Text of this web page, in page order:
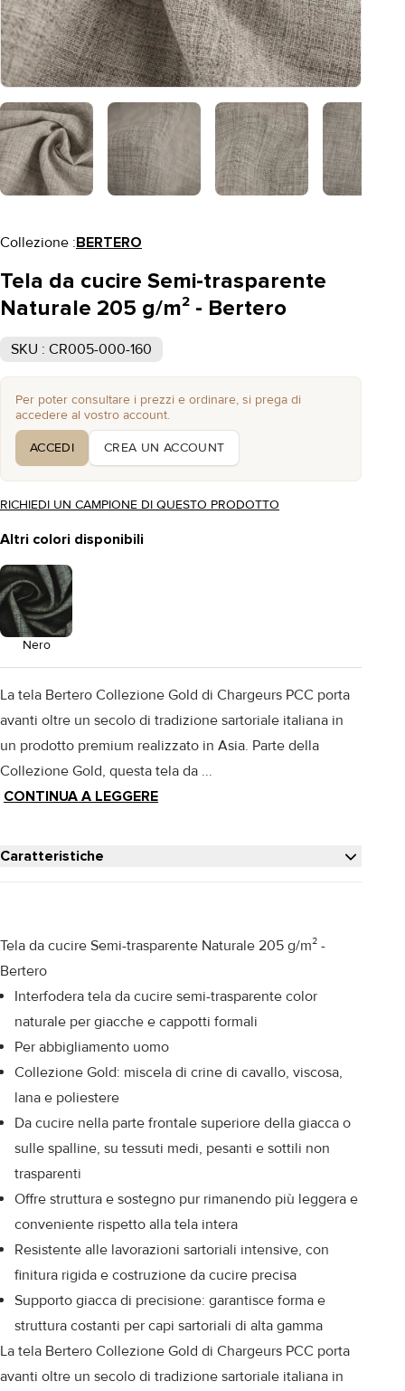
Collezione :BERTERO
Tela da cucire Semi-trasparente
Naturale 205 g/m² - Bertero
SKU : CR005-000-160
Per poter consultare i prezzi e ordinare, si prega di
accedere al vostro account.
ACCEDI CREA UN ACCOUNT
RICHIEDI UN CAMPIONE DI QUESTO PRODOTTO
Altri colori disponibili
Nero
La tela Bertero Collezione Gold di Chargeurs PCC porta
avanti oltre un secolo di tradizione sartoriale italiana in
un prodotto premium realizzato in Asia. Parte della
Collezione Gold, questa tela da ...
CONTINUA A LEGGERE
Caratteristiche
Tela da cucire Semi-trasparente Naturale 205 g/m² -
Bertero
Interfodera tela da cucire semi-trasparente color
naturale per giacche e cappotti formali
Per abbigliamento uomo
Collezione Gold: miscela di crine di cavallo, viscosa,
lana e poliestere
Da cucire nella parte frontale superiore della giacca o
sulle spalline, su tessuti medi, pesanti e sottili non
trasparenti
Offre struttura e sostegno pur rimanendo più leggera e
conveniente rispetto alla tela intera
Resistente alle lavorazioni sartoriali intensive, con
finitura rigida e costruzione da cucire precisa
Supporto giacca di precisione: garantisce forma e
struttura costanti per capi sartoriali di alta gamma
La tela Bertero Collezione Gold di Chargeurs PCC porta
avanti oltre un secolo di tradizione sartoriale italiana in